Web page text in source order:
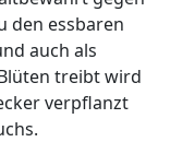
den essbaren
auch als
treibt wird
verpflanzt